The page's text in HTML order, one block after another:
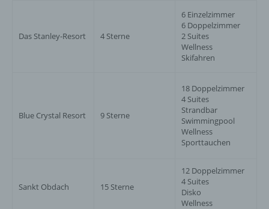
Das Stanley-Resort 4 Sterne
6 Einzelzimmer
6 Doppelzimmer
2 Suites
Wellness
Skifahren
Blue Crystal Resort 9 Sterne
18 Doppelzimmer
4 Suites
Strandbar
Swimmingpool
Wellness
Sporttauchen
Sankt Obdach 15 Sterne
12 Doppelzimmer
4 Suites
Disko
Wellness